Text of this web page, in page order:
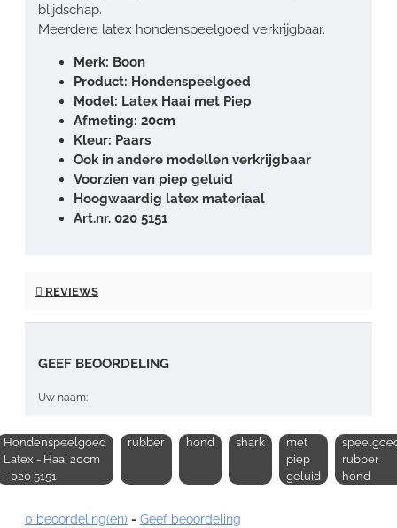
blijdschap.
Meerdere latex hondenspeelgoed verkrijgbaar.
Merk: Boon
Product: Hondenspeelgoed
Model: Latex Haai met Piep
Afmeting: 20cm
Kleur: Paars
Ook in andere modellen verkrijgbaar
Voorzien van piep geluid
Hoogwaardig latex materiaal
Art.nr. 020 5151
REVIEWS
GEEF BEOORDELING
Uw naam:
Opmerking:
Hondenspeelgoed
Latex - Haai 20cm
- 020 5151
rubber hond shark
met
piep
geluid
rubber
hond
0 beoordeling(en) - Geef beoordeling